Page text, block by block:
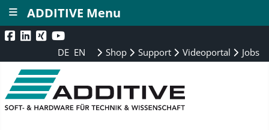
DE EN Shop Support Videoportal Jobs
ADDITIVE Menu
≡